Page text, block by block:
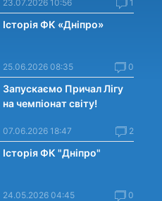
23.07.2026 10:56 1
Історія ФК «Дніпро»
25.06.2026 08:35 0
Запускаємо Причал Лігу
на чемпіонат світу!
07.06.2026 18:47 2
Історія ФК "Дніпро"
24.05.2026 04:45 0